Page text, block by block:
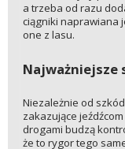
a trzeba od razu
ciągniki naprawiana
one z lasu.
Najważniejsze
Niezależnie od
zakazujące
drogami budzą
że to rygor tego